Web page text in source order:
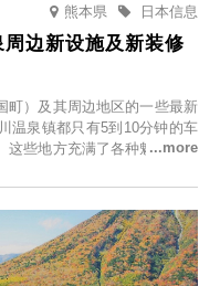
熊本県 日本信息
周边新设施及新装修
町）及其周边地区的一些最新
温泉镇都只有5到10分钟的车
这些地方充满了各种魅力，包
趣。